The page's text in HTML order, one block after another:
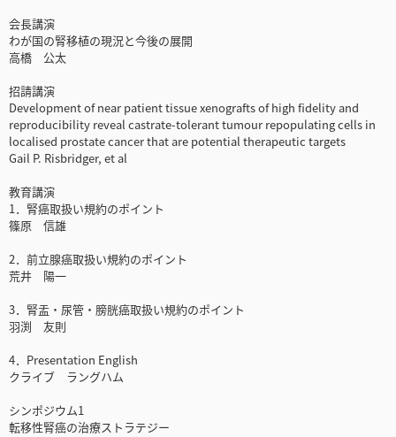
会長講演
わが国の腎移植の現況と今後の展開
高橋 公太
招請講演
Development of near patient tissue xenografts of high fidelity and
reproducibility reveal castrate-tolerant tumour repopulating cells in
localised prostate cancer that are potential therapeutic targets
Gail P. Risbridger, et al
教育講演
1．腎癌取扱い規約のポイント
篠原 信雄
2．前立腺癌取扱い規約のポイント
荒井 陽一
3．腎盂・尿管・膀胱癌取扱い規約のポイント
羽渕 友則
4．Presentation English
クライブ ラングハム
シンポジウム1
転移性腎癌の治療ストラテジー